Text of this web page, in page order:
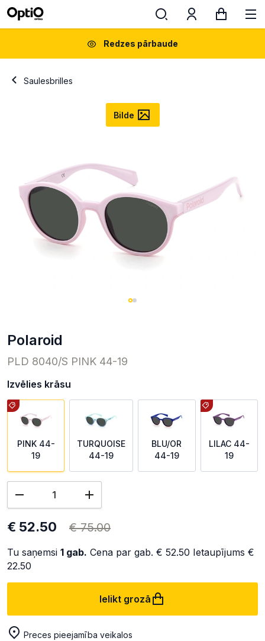
Redzes pārbaude
Saulesbrilles
Bilde
Polaroid
PLD 8040/S PINK 44-19
Izvēlies krāsu
PINK 44-
19
TURQUOISE
44-19
BLU/OR
44-19
LILAC 44-
19
€ 52.50 € 75.00
Tu saņemsi 1 gab. Cena par gab. € 52.50 Ietaupījums €
22.50
Ielikt grozā
Preces pieejamība veikalos